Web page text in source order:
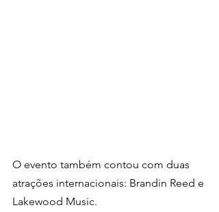
O evento também contou com duas
atrações internacionais: Brandin Reed e
Lakewood Music.